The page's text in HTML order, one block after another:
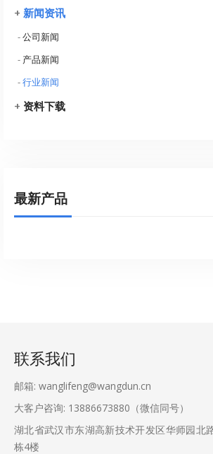
+ 新闻资讯
-公司新闻
- 产品新闻
-行业新闻
+ 资料下载
最新产品
联系我们
邮箱: wanglifeng@wangdun.cn
大客户咨询: 13886673880（微信同号）
湖北省武汉市东湖高新技术开发区华师园北
栋4楼